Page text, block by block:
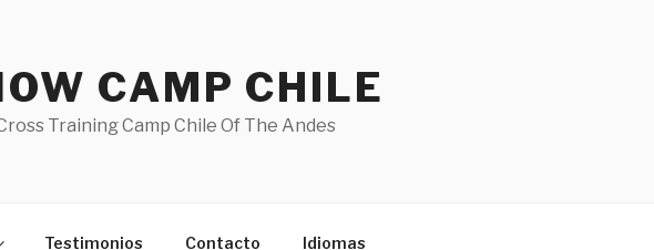
CAMP CHILE
Training Camp Chile Of The Andes
Testimonios Contacto Idiomas